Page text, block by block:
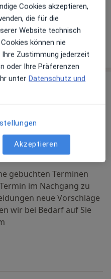
anzeigen
Erfahrungen
Dr. Ralph Bremer und
gebuchten Terminen
im Nachgang zu
neue Vorschläge
wir bei Bedarf auf Sie
Cookies akzeptieren,
die für die
Website technisch
können nie
Ihre Zustimmung jederzeit
oder Ihre Präferenzen
unter Datenschutz und
Akzeptieren